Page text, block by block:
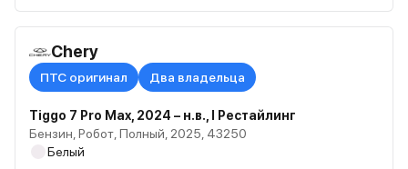
Chery
ПТС оригинал Два владельца
Tiggo 7 Pro Max, 2024 – н.в., I Рестайлинг
Бензин, Робот, Полный, 2025, 43250
Белый